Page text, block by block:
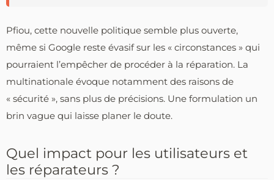
Pfiou, cette nouvelle politique semble plus ouverte,
même si Google reste évasif sur les « circonstances » qui
pourraient l’empêcher de procéder à la réparation. La
multinationale évoque notamment des raisons de
« sécurité », sans plus de précisions. Une formulation un
brin vague qui laisse planer le doute.
Quel impact pour les utilisateurs et
les réparateurs ?